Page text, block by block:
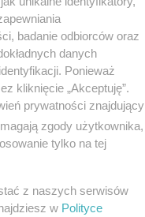
badanie odbiorców oraz
danych
Ponieważ
kliknięcie „Akceptuję”.
prywatności znajdujący
zgody użytkownika,
tylko na tej
z naszych serwisów
w Polityce